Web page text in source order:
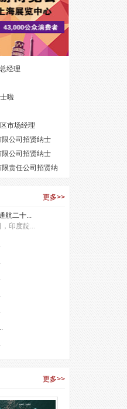
经理
啦
市场经理
公司招贤纳士
公司招贤纳士
责任公司招贤纳
更多>>
航二十...
印度靛...
更多>>